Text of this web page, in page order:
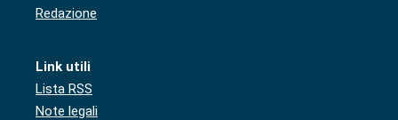
Redazione
Link utili
Lista RSS
Note legali